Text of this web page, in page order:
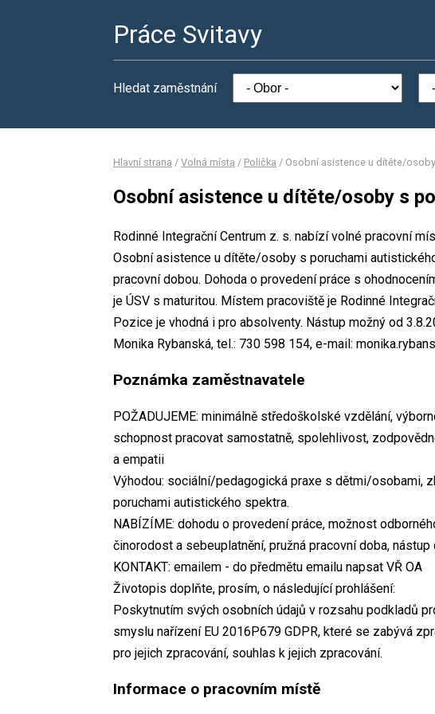
Práce Svitavy
Hledat zaměstnání
Hlavní strana / Volná místa / Polička / Osobní asistence u dítěte/
Osobní asistence u dítěte/osoby s
Rodinné Integrační Centrum z. s. nabízí volné pracovní
Osobní asistence u dítěte/osoby s poruchami
pracovní dobou. Dohoda o provedení práce s
je ÚSV s maturitou. Místem pracoviště je Rodinné
Pozice je vhodná i pro absolventy. Nástup možný od
Monika Rybanská, tel.: 730 598 154, e-mail:
Poznámka zaměstnavatele
POŽADUJEME: minimálně středoškolské vzdělání,
schopnost pracovat samostatně, spolehlivost,
a empatii
Výhodou: sociální/pedagogická praxe s dětmi/osobami,
poruchami autistického spektra.
NABÍZÍME: dohodu o provedení práce, možnost
činorodost a sebeuplatnění, pružná pracovní doba,
KONTAKT: emailem - do předmětu emailu napsat VŘ OA
Životopis doplňte, prosím, o následující prohlášení:
Poskytnutím svých osobních údajů v rozsahu podkladů
smyslu nařízení EU 2016P679 GDPR, které se zabývá
pro jejich zpracování, souhlas k jejich zpracování.
Informace o pracovním místě